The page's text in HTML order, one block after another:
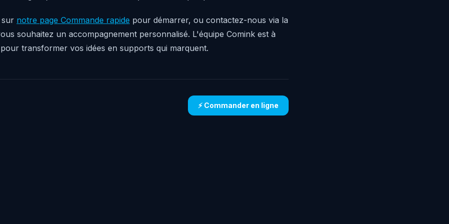
notre page Commande rapide pour démarrer, ou contactez-nous via la
souhaitez un accompagnement personnalisé. L'équipe Comink est à
transformer vos idées en supports qui marquent.
⚡ Commander en ligne